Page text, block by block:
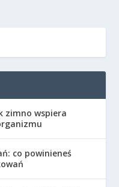
zimno wspiera
co powinieneś